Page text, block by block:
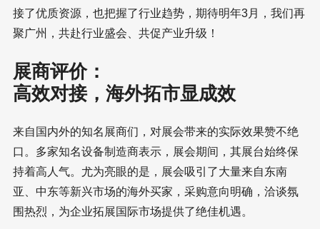
接了优质资源，也把握了行业趋势，期待明年3月，我们再
聚广州，共赴行业盛会、共促产业升级！
展商评价：
高效对接，海外拓市显成效
来自国内外的知名展商们，对展会带来的实际效果赞不绝
口。多家知名设备制造商表示，展会期间，其展台始终保
持着高人气。尤为亮眼的是，展会吸引了大量来自东南
亚、中东等新兴市场的海外买家，采购意向明确，洽谈氛
围热烈，为企业拓展国际市场提供了绝佳机遇。